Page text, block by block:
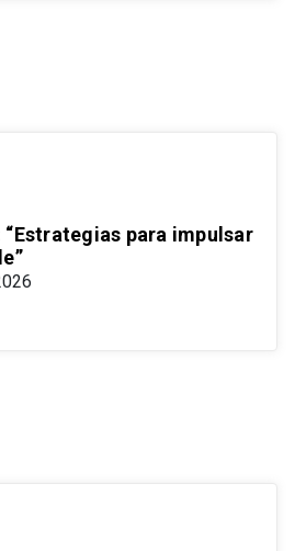
para impulsar